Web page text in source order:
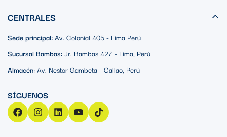
CENTRALES
Sede principal:Av. Colonial 405 - Lima Perú
Sucursal Bambas:Jr. Bambas 427 - Lima, Perú
Almacén:Av. Nestor Gambeta - Callao, Perú